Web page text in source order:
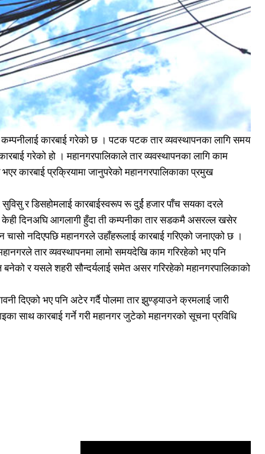
कारबाई गरेको छ । पटक पटक तार व्यवस्थापनका लागि समय
गरेको हो । महानगरपालिकाले तार व्यवस्थापनका लागि काम
कारबाई प्रक्रियामा जानुपरेको महानगरपालिकाका प्रमुख
र डिसहोमलाई कारबाईस्वरूप रू दुर्ई हजार पाँच सयका दरले
केही दिनअघि आगलागी हुँदा ती कम्पनीका तार सडकमै असरल्ल खसेर
चासो नदिएपछि महानगरले उहाँहरूलाई कारबाई गरिएको जनाएको छ ।
तार व्यवस्थापनमा लामो समयदेखि काम गरिरहेको भए पनि
र यसले शहरी सौन्दर्यलाई समेत असर गरिरहेको महानगरपालिकाको
दिएको भए पनि अटेर गर्दै पोलमा तार झुण्ड्याउने क्रमलाई जारी
साथ कारबाई गर्ने गरी महानगर जुटेको महानगरको सूचना प्रविधि